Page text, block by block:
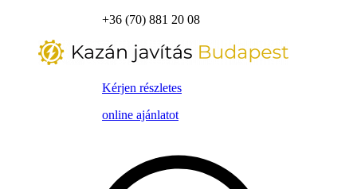
+36 (70) 881 20 08
Kérjen részletes
online ajánlatot